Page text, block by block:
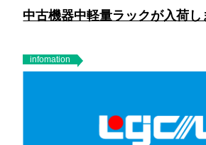
中古機器中軽量ラックが入荷し
infomation